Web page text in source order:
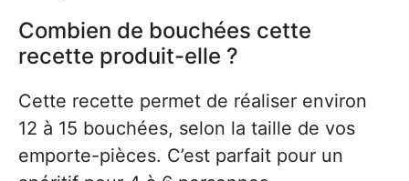
Combien de bouchées cette
recette produit-elle ?
Cette recette permet de réaliser environ
12 à 15 bouchées, selon la taille de vos
emporte-pièces. C’est parfait pour un